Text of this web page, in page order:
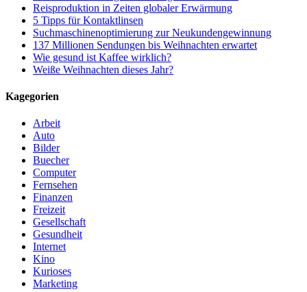
Reisproduktion in Zeiten globaler Erwärmung
5 Tipps für Kontaktlinsen
Suchmaschinenoptimierung zur Neukundengewinnung
137 Millionen Sendungen bis Weihnachten erwartet
Wie gesund ist Kaffee wirklich?
Weiße Weihnachten dieses Jahr?
Kagegorien
Arbeit
Auto
Bilder
Buecher
Computer
Fernsehen
Finanzen
Freizeit
Gesellschaft
Gesundheit
Internet
Kino
Kurioses
Marketing